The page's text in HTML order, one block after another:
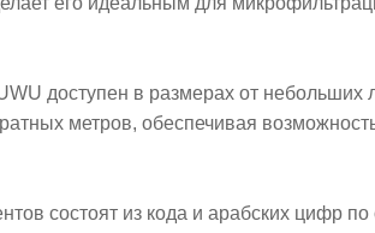
доступен в размерах от небольших
метров, обеспечивая
состоят из кода и арабских цифр